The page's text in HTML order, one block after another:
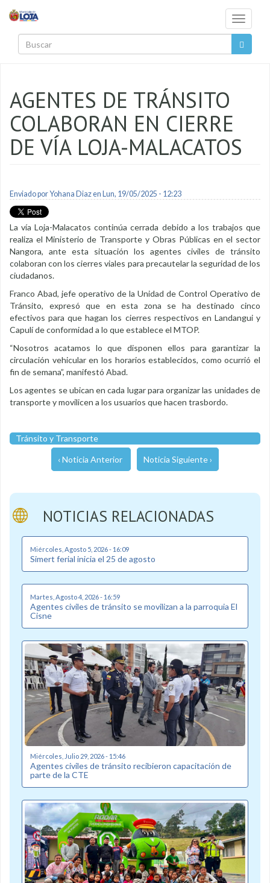
Toggle
AGENTES DE TRÁNSITO
COLABORAN EN CIERRE
DE VÍA LOJA-MALACATOS
Enviado porYohana Diazen Lun, 19/05/2025 - 12:23
La vía Loja-Malacatos continúa cerrada debido a los trabajos que
realiza el Ministerio de Transporte y Obras Públicas en el sector
Nangora, ante esta situación los agentes civiles de tránsito
colaboran con los cierres viales para precautelar la seguridad de los
ciudadanos.
Franco Abad, jefe operativo de la Unidad de Control Operativo de
Tránsito, expresó que en esta zona se ha destinado cinco
efectivos para que hagan los cierres respectivos en Landangui y
Capulí de conformidad a lo que establece el MTOP.
“Nosotros acatamos lo que disponen ellos para garantizar la
circulación vehicular en los horarios establecidos, como ocurrió el
fin de semana”, manifestó Abad.
Los agentes se ubican en cada lugar para organizar las unidades de
transporte y movilicen a los usuarios que hacen trasbordo.
Tránsito y Transporte
‹ Noticia Anterior Noticia Siguiente ›
NOTICIAS RELACIONADAS
Miércoles, Agosto 5, 2026 - 16:09
Simert ferial inicia el 25 de agosto
Martes, Agosto 4, 2026 - 16:59
Agentes civiles de tránsito se movilizan a la parroquia El
Cisne
Miércoles, Julio 29, 2026 - 15:46
Agentes civiles de tránsito recibieron capacitación de
parte de la CTE